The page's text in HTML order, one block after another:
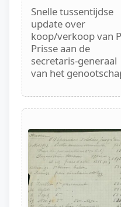
Snelle tussentijdse
update over
koop/verkoop van
Prisse aan de
secretaris-generaal
van het